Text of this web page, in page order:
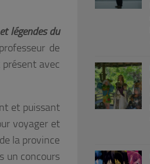
légendes du
de
présent avec
et puissant
voyager et
la province
un concours